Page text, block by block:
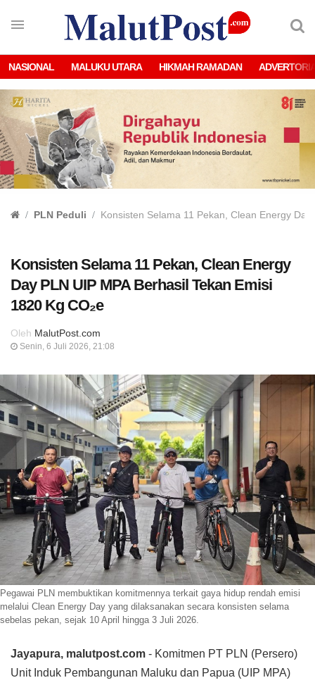
NASIONAL MALUKU UTARA HIKMAH RAMADAN
PLN Peduli Konsisten Selama 11 Pekan, Clean Energy
Konsisten Selama 11 Pekan, Clean Energy
Day PLN UIP MPA Berhasil Tekan Emisi
1820 Kg CO₂e
Oleh MalutPost.com
Senin, 6 Juli 2026, 21:08
Pegawai PLN membuktikan komitmennya terkait gaya hidup rendah emisi
melalui Clean Energy Day yang dilaksanakan secara konsisten selama
sebelas pekan, sejak 10 April hingga 3 Juli 2026.
Jayapura, malutpost.com - Komitmen PT PLN (Persero)
Unit Induk Pembangunan Maluku dan Papua (UIP MPA)